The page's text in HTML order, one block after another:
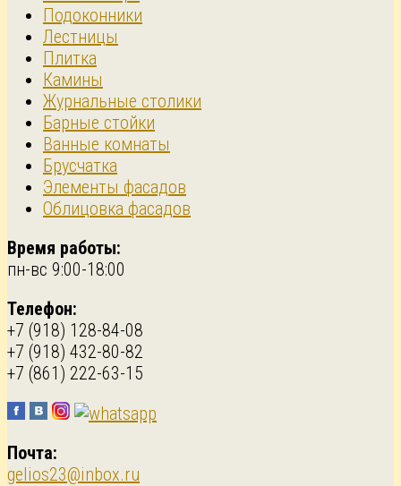
Подоконники
Лестницы
Плитка
Камины
Журнальные столики
Барные стойки
Ванные комнаты
Брусчатка
Элементы фасадов
Облицовка фасадов
Время работы:
пн-вс 9:00-18:00
Телефон:
+7 (918) 128-84-08
+7 (918) 432-80-82
+7 (861) 222-63-15
Почта:
gelios23@inbox.ru